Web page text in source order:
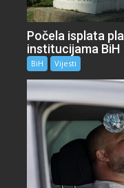
Počela isplata
institucijama BiH
BiH Vijesti